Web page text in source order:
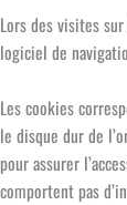
Lors des visites
logiciel de
Les cookies
le disque dur de
pour assurer
comportent pas